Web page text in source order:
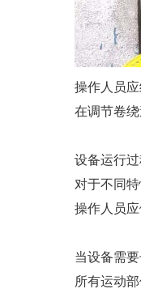
操作人员
在调节卷
设备运行
对于不同
操作人员
当设备需
所有运动